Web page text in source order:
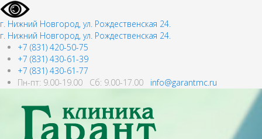
г. Нижний Новгород, ул. Рождественская 24.
г. Нижний Новгород, ул. Рождественская 24.
+7 (831) 420-50-75
+7 (831) 430-61-39
+7 (831) 430-61-77
Пн-пт: 9.00-19.00 Сб: 9.00-17.00 info@garantmc.ru